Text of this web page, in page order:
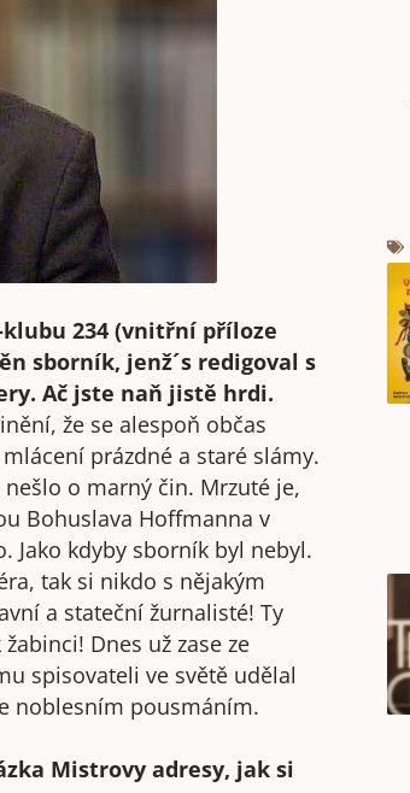
234 (vnitřní příloze
sborník, jenž´s redigoval s
Ač jste naň jistě hrdi.
že se alespoň občas
prázdné a staré slámy.
o marný čin. Mrzuté je,
Bohuslava Hoffmanna v
Jako kdyby sborník byl nebyl.
tak si nikdo s nějakým
a stateční žurnalisté! Ty
Dnes už zase ze
spisovateli ve světě udělal
noblesním pousmáním.
Mistrovy adresy, jak si